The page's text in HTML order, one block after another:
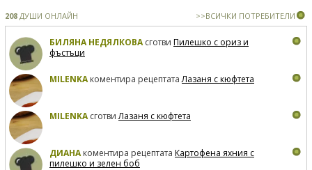
208 ДУШИ ОНЛАЙН >>ВСИЧКИ ПОТРЕБИТЕЛИ
БИЛЯНА НЕДЯЛКОВАсготви Пилешко с ориз и
фъстъци
MILENKAкоментира рецептатаЛазаня с кюфтета
MILENKAсготвиЛазаня с кюфтета
ДИАНАкоментира рецептата Картофена яхния с
пилешко и зелен боб